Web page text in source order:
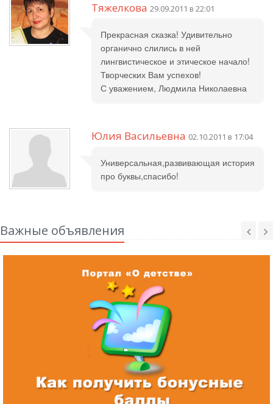
Тяжелкова 29.09.2011 в 22:01
Прекрасная сказка! Удивительно
органично слились в ней
лингвистическое и этическое начало!
Творческих Вам успехов!
С уважением, Людмила Николаевна
Юлия Васильевна 02.10.2011 в 17:04
Универсальная,развивающая история
про буквы,спасибо!
Важные объявления